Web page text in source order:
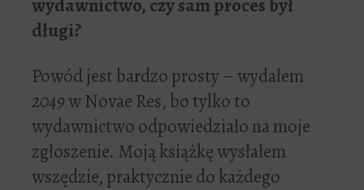
wydawnictwo, czy sam proces był
długi?
Powód jest bardzo prosty – wydałem
2049w Novae Res, bo tylko to
wydawnictwo odpowiedziało na moje
zgłoszenie. Moją książkę wysłałem
wszędzie, praktycznie do każdego